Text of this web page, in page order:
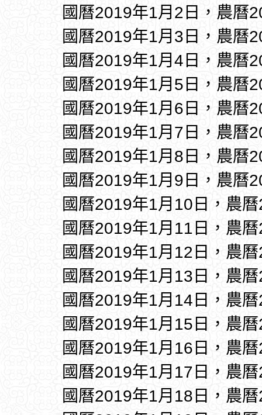
國曆2019年1月2日，農曆
國曆2019年1月3日，農曆
國曆2019年1月4日，農曆
國曆2019年1月5日，農曆
國曆2019年1月6日，農曆
國曆2019年1月7日，農曆
國曆2019年1月8日，農曆
國曆2019年1月9日，農曆
國曆2019年1月10日，農
國曆2019年1月11日，農
國曆2019年1月12日，農
國曆2019年1月13日，農
國曆2019年1月14日，農
國曆2019年1月15日，農
國曆2019年1月16日，農
國曆2019年1月17日，農
國曆2019年1月18日，農